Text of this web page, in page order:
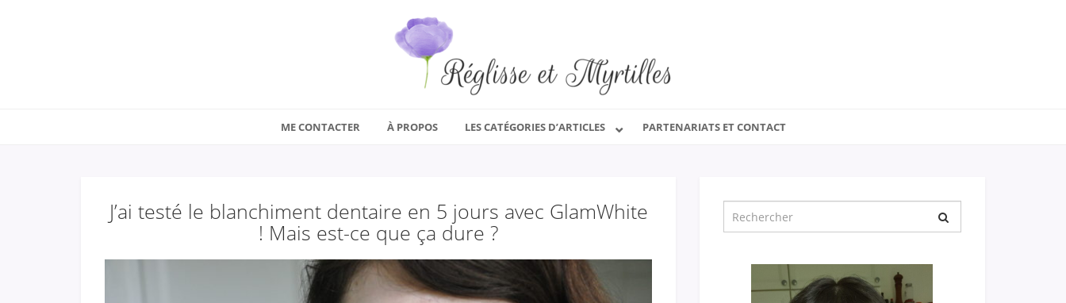
ME CONTACTER À PROPOS LES CATÉGORIES D’ARTICLES PARTENARIATS ET CONTACT
J’ai testé le blanchiment dentaire en 5 jours avec GlamWhite
! Mais est-ce que ça dure ?
pour
: